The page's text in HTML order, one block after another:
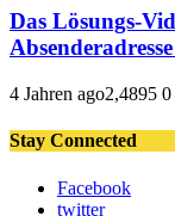
Das Lösungs-
4 Jahren ago2,4895 0
Stay Connected
Facebook
twitter